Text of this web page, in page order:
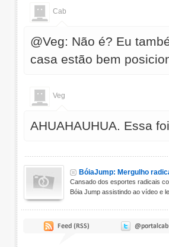
Cab
@Veg: Não é? Eu
casa estão bem
Veg
AHUAHAUHUA. Essa
BóiaJump: Mergulho
Cansado dos esportes radicais
Bóia Jump assistindo ao vídeo e